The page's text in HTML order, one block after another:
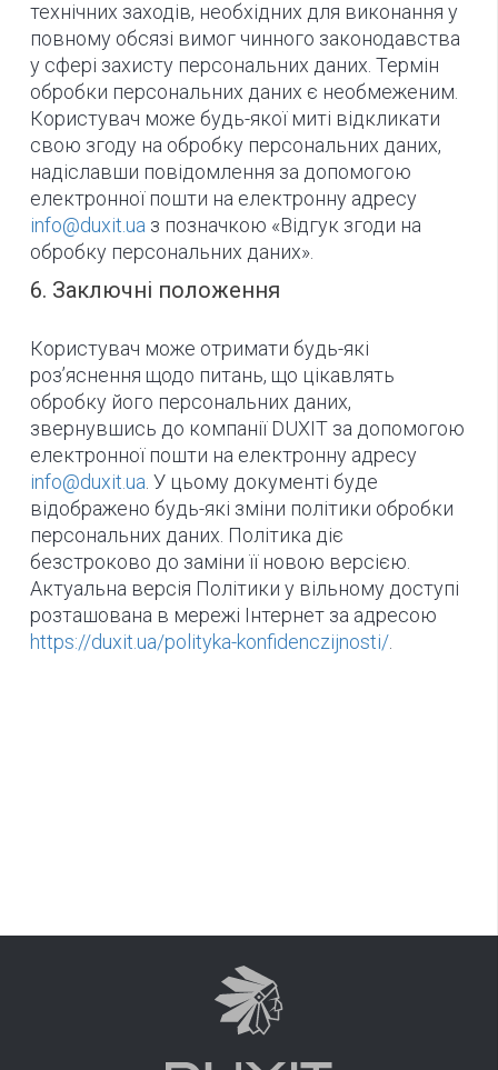
технічних заходів, необхідних для виконання у
повному обсязі вимог чинного законодавства
у сфері захисту персональних даних. Термін
обробки персональних даних є необмеженим.
Користувач може будь-якої миті відкликати
свою згоду на обробку персональних даних,
надіславши повідомлення за допомогою
електронної пошти на електронну адресу
info@duxit.ua з позначкою «Відгук згоди на
обробку персональних даних».
6. Заключні положення
Користувач може отримати будь-які
роз’яснення щодо питань, що цікавлять
обробку його персональних даних,
звернувшись до компанії DUXIT за допомогою
електронної пошти на електронну адресу
info@duxit.ua. У цьому документі буде
відображено будь-які зміни політики обробки
персональних даних. Політика діє
безстроково до заміни її новою версією.
Актуальна версія Політики у вільному доступі
розташована в мережі Інтернет за адресою
https://duxit.ua/polityka-konfidenczijnosti/.